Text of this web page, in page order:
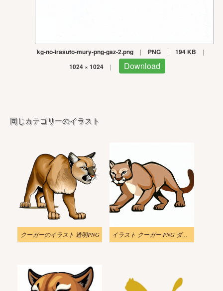
kg-no-irasuto-mury-png-gaz-2.png | PNG | 194 KB |
1024 × 1024 | Download
同じカテゴリーのイラスト
クーガーのイラスト 透明PNG イラスト クーガー PNG ダウンロード